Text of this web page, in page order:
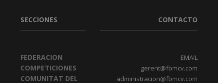
SECCIONES
FEDERACION
COMPETICIONES
COMUNITAT DEL
CONTACTO
EMAIL
gerent@fbmcv.com
administracion@fbmcv.com